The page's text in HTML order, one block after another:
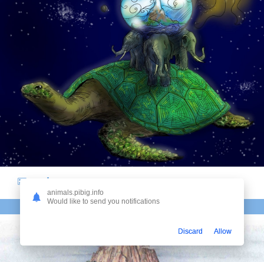
ЗЕМЛЯ В ВИДЕ ЧЕРЕПАХИ
animals.pibig.info
Would like to send you notifications
Discard Allow